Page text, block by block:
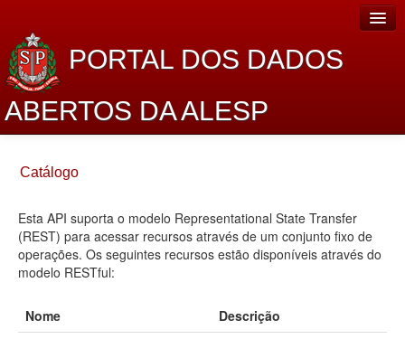
PORTAL DOS DADOS
ABERTOS DA ALESP
Sobre o projeto
Dados Abertos Alesp
Lei de Acesso à Informação
Planejamento
Catálogo
Esta API suporta o modelo Representational State Transfer
(REST) para acessar recursos através de um conjunto fixo de
operações. Os seguintes recursos estão disponíveis através do
modelo RESTful:
Nome
Descrição